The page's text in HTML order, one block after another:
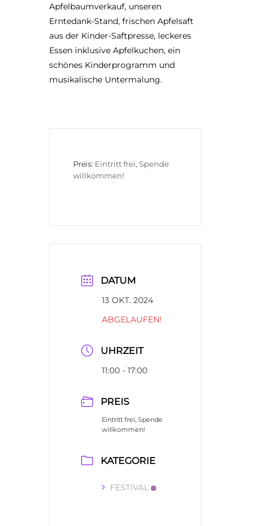
Apfelbaumverkauf, unseren
Erntedank-Stand, frischen Apfelsaft
aus der Kinder-Saftpresse, leckeres
Essen inklusive Apfelkuchen, ein
schönes Kinderprogramm und
musikalische Untermalung.
Preis: Eintritt frei, Spende
willkommen!
DATUM
13 OKT. 2024
ABGELAUFEN!
UHRZEIT
11:00 - 17:00
PREIS
Eintritt frei, Spende
willkommen!
KATEGORIE
FESTIVAL